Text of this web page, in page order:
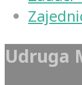
Udruga